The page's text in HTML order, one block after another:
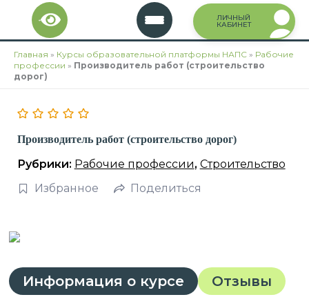
Перейти
содержимому
ЛИЧНЫЙ
КАБИНЕТ
Главная » Курсы образовательной платформы НАПС » Рабочие
профессии » Производитель работ (строительство
дорог)
Производитель работ (строительство дорог)
Рубрики: Рабочие профессии, Строительство
Избранное
Поделиться
Информация о курсе Отзывы